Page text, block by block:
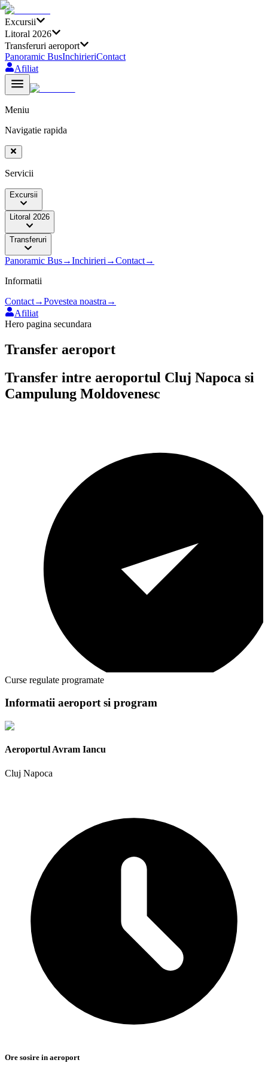
Excursii
Litoral 2026
Transferuri aeroport
Panoramic BusInchirieriContact
Afiliat
Meniu
Navigatie rapida
Servicii
Excursii
Litoral 2026
Transferuri
Panoramic Bus→Inchirieri →Contact→
Informatii
Contact→Povestea noastra →
Afiliat
Hero pagina secundara
Transfer aeroport
Transfer intre aeroportul Cluj Napoca si
Campulung Moldovenesc
Curse regulate programate
Informatii aeroport si program
Aeroportul Avram Iancu
Cluj Napoca
Ore sosire in aeroport